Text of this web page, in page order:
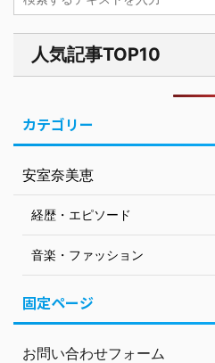
人気記事TOP10
カテゴリー
安室奈美恵
経歴・エピソード
音楽・ファッション
固定ページ
お問い合わせフォーム